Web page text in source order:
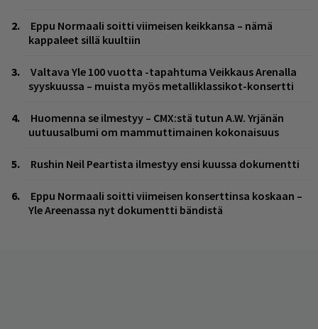
Eppu Normaali soitti viimeisen keikkansa – nämä
kappaleet sillä kuultiin
Valtava Yle 100 vuotta -tapahtuma Veikkaus Arenalla
syyskuussa – muista myös metalliklassikot-konsertti
Huomenna se ilmestyy – CMX:stä tutun A.W. Yrjänän
uutuusalbumi om mammuttimainen kokonaisuus
Rushin Neil Peartista ilmestyy ensi kuussa dokumentti
Eppu Normaali soitti viimeisen konserttinsa koskaan –
Yle Areenassa nyt dokumentti bändistä